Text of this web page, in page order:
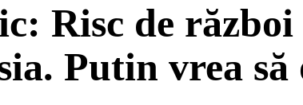
Risc de
Putin vrea